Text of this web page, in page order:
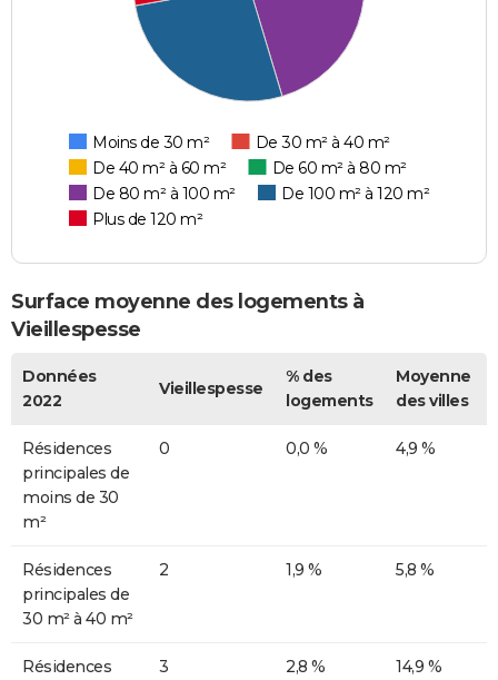
Moins de 30 m²
De 30 m² à 40 m²
De 40 m² à 60 m²
De 60 m² à 80 m²
De 80 m² à 100 m²
De 100 m² à 120 m²
Plus de 120 m²
Surface moyenne des logements à
Vieillespesse
Données
2022
Vieillespesse
% des
logements
Moyenne
des villes
Résidences
principales de
moins de 30
m²
0 0,0 % 4,9 %
Résidences
principales de
30 m² à 40 m²
2 1,9 % 5,8 %
Résidences
3 2,8 % 14,9 %